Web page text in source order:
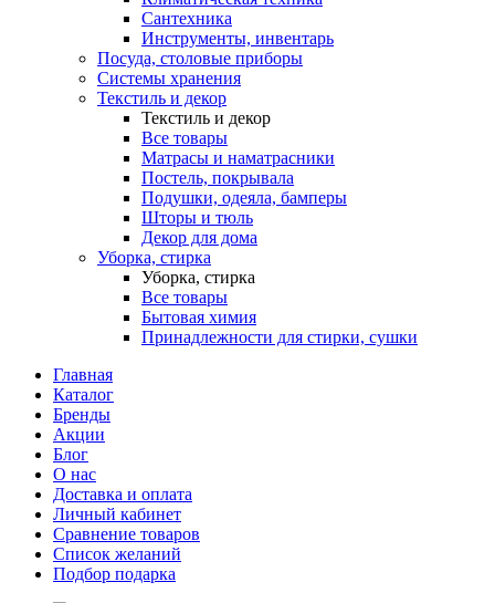
Сантехника
Инструменты, инвентарь
Посуда, столовые приборы
Системы хранения
Текстиль и декор
Текстиль и декор
Все товары
Матрасы и наматрасники
Постель, покрывала
Подушки, одеяла, бамперы
Шторы и тюль
Декор для дома
Уборка, стирка
Уборка, стирка
Все товары
Бытовая химия
Принадлежности для стирки, сушки
Главная
Каталог
Бренды
Акции
Блог
О нас
Доставка и оплата
Личный кабинет
Сравнение товаров
Список желаний
Подбор подарка